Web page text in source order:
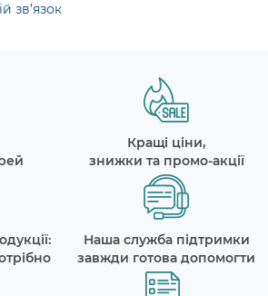
зв’язок
Кращі ціни,
знижки та промо-акції
Наша служба підтримки
завжди готова допомогти